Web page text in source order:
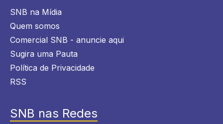
SNB na Mídia
Quem somos
Comercial SNB - anuncie aqui
Sugira uma Pauta
Política de Privacidade
RSS
SNB nas Redes